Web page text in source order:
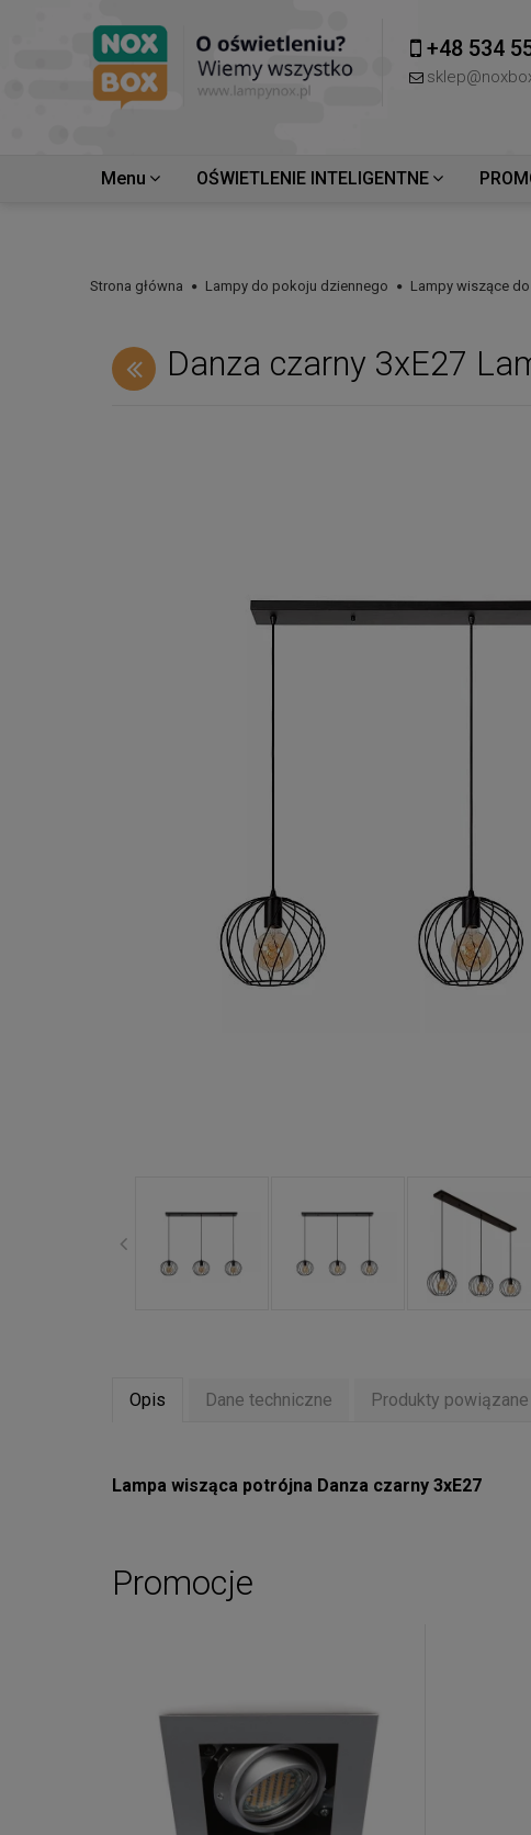
+48 534
Menu OŚWIETLENIE INTELIGENTNE
Strona główna Lampy do pokoju dziennego Lampy wiszące
Danza czarny 3xE27
Opis Dane techniczne Produkty powiązane
Lampa wisząca potrójna Danza czarny 3xE27
Promocje